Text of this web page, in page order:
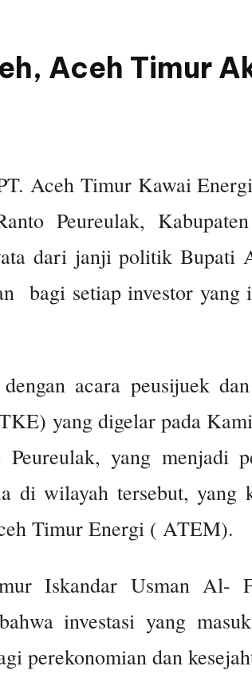
Aceh Timur
Aceh Timur Kawai
Peureulak,
dari janji politik Bupati
bagi setiap investor yang
acara peusijuek
yang digelar pada
Peureulak, yang menjadi
di wilayah tersebut, yang
Timur Energi ( ATEM).
Iskandar Usman Al-
investasi yang
perekonomian dan